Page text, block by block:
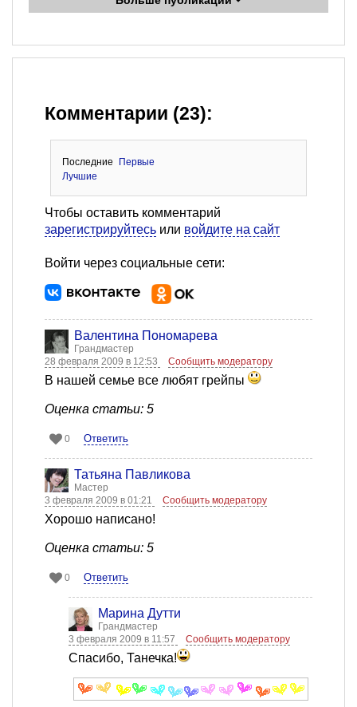
Комментарии (23):
Последние
Первые
Лучшие
Чтобы оставить комментарий
зарегистрируйтесь или войдите на сайт
Войти через социальные сети:
Валентина Пономарева
Грандмастер
28 февраля 2009 в 12:53
Сообщить модератору
В нашей семье все любят грейпы
Оценка статьи: 5
0 Ответить
Татьяна Павликова
Мастер
3 февраля 2009 в 01:21
Сообщить модератору
Хорошо написано!
Оценка статьи: 5
0 Ответить
Марина Дутти
Грандмастер
3 февраля 2009 в 11:57
Сообщить модератору
Спасибо, Танечка!